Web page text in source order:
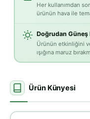
Her kullanımdan
ürünün hava ile
Doğrudan Güneş
Ürünün etkinliğini
ışığına maruz
Ürün Künyesi